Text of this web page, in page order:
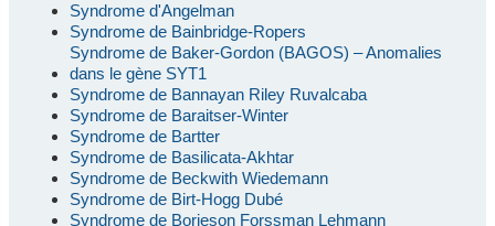
Syndrome d'Angelman
Syndrome de Bainbridge-Ropers
Syndrome de Baker-Gordon (BAGOS) – Anomalies
dans le gène SYT1
Syndrome de Bannayan Riley Ruvalcaba
Syndrome de Baraitser-Winter
Syndrome de Bartter
Syndrome de Basilicata-Akhtar
Syndrome de Beckwith Wiedemann
Syndrome de Birt-Hogg Dubé
Syndrome de Borjeson Forssman Lehmann